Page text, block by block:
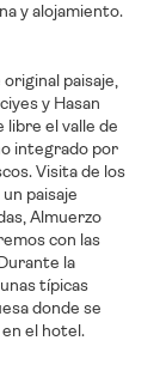
y alojamiento.
paisaje,
y Hasan
libre el valle de
integrado por
Visita de los
paisaje
Almuerzo
con las
la
típicas
donde se
el hotel.